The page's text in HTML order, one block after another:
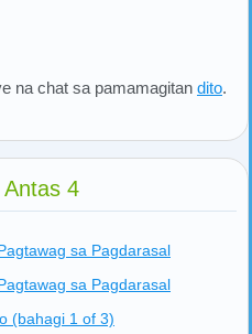
na chat sa pamamagitan dito.
4
sa Pagdarasal
sa Pagdarasal
(bahagi 1 of 3)